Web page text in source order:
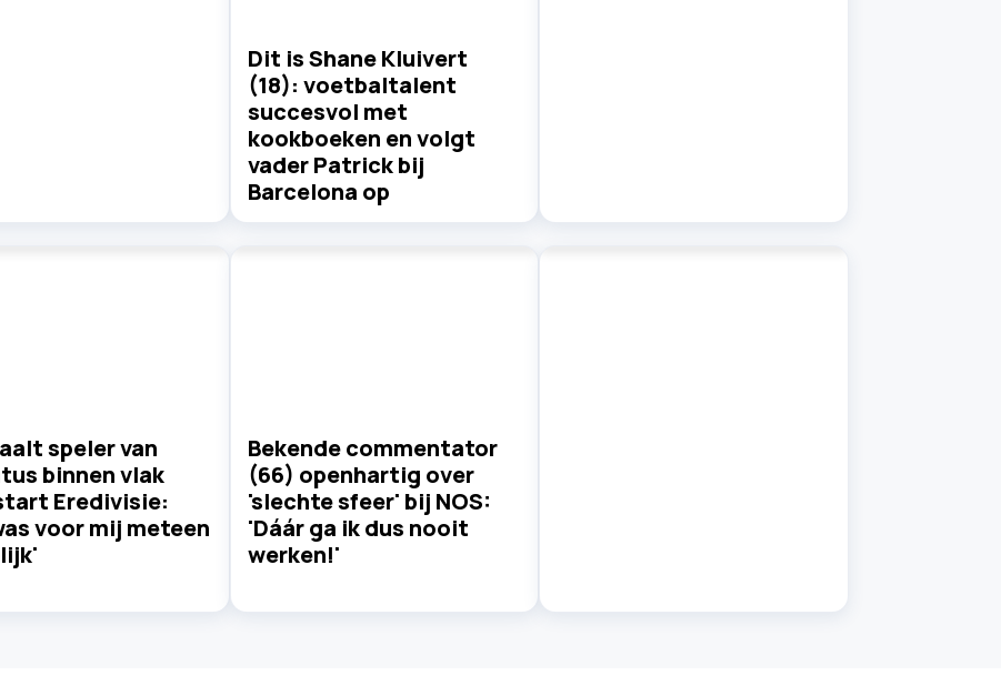
Dit is Shane Kluivert
(18): voetbaltalent
succesvol met
kookboeken en volgt
vader Patrick bij
Barcelona op
speler van
binnen vlak
Eredivisie:
voor mij meteen
Bekende commentator
(66) openhartig over
'slechte sfeer' bij NOS:
'Dáár ga ik dus nooit
werken!'